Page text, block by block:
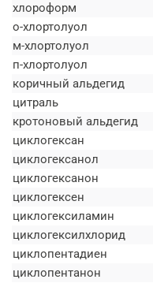
хлороформ
о-хлортолуол
м-хлортолуол
п-хлортолуол
коричный альдегид
цитраль
кротоновый альдегид
циклогексан
циклогексанол
циклогексанон
циклогексен
циклогексиламин
циклогексилхлорид
циклопентадиен
циклопентанон